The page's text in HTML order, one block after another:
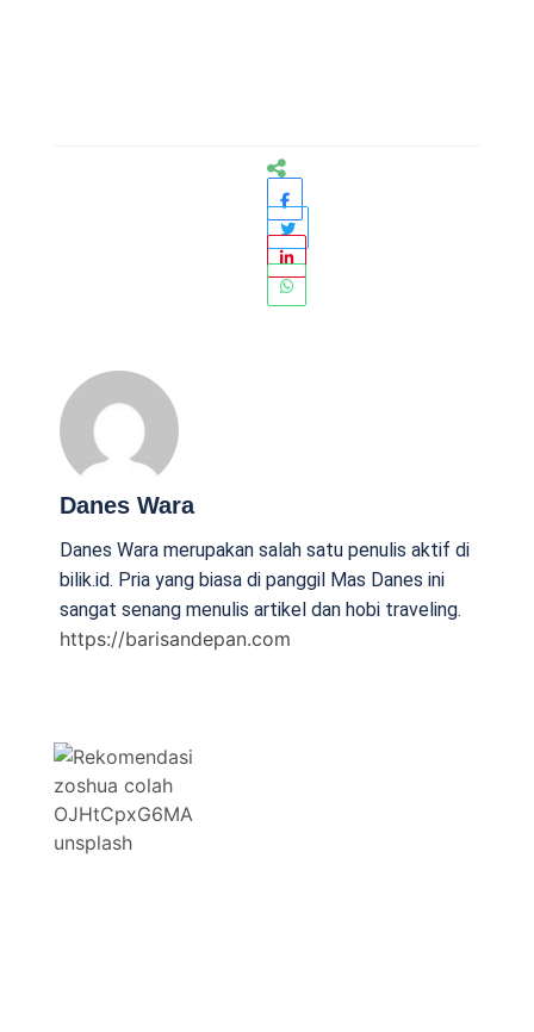
Danes Wara
Danes Wara merupakan salah satu penulis aktif di
bilik.id. Pria yang biasa di panggil Mas Danes ini
sangat senang menulis artikel dan hobi traveling.
https://barisandepan.com